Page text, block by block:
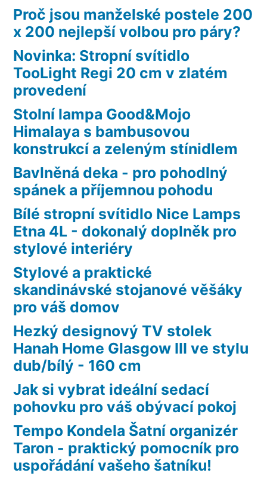
Proč jsou manželské postele 200
x 200 nejlepší volbou pro páry?
Novinka: Stropní svítidlo
TooLight Regi 20 cm v zlatém
provedení
Stolní lampa Good&Mojo
Himalaya s bambusovou
konstrukcí a zeleným stínidlem
Bavlněná deka - pro pohodlný
spánek a příjemnou pohodu
Bílé stropní svítidlo Nice Lamps
Etna 4L - dokonalý doplněk pro
stylové interiéry
Stylové a praktické
skandinávské stojanové věšáky
pro váš domov
Hezký designový TV stolek
Hanah Home Glasgow III ve stylu
dub/bílý - 160 cm
Jak si vybrat ideální sedací
pohovku pro váš obývací pokoj
Tempo Kondela Šatní organizér
Taron - praktický pomocník pro
uspořádání vašeho šatníku!